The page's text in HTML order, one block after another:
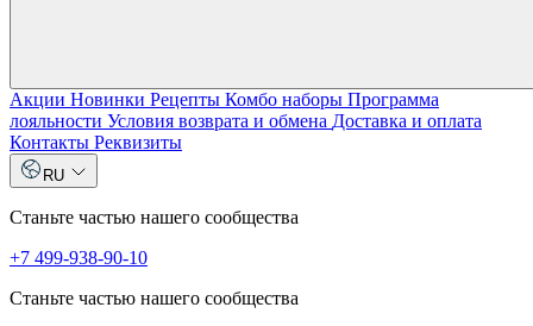
Акции Новинки Рецепты Комбо наборы Программа
лояльности Условия возврата и обмена Доставка и оплата
Контакты Реквизиты
RU
Станьте частью нашего сообщества
+7 499-938-90-10
Станьте частью нашего сообщества